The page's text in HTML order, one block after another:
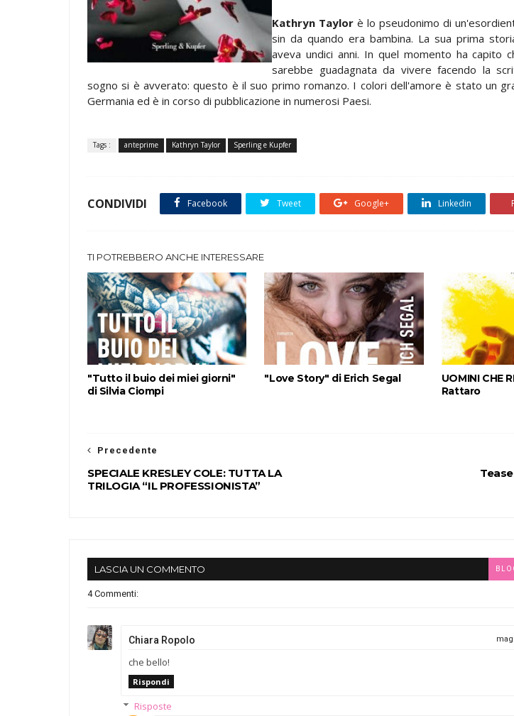
Kathryn Taylor è lo pseudonimo di
sin da quando era bambina. La sua prima
aveva undici anni. In quel momento ha capito
sarebbe guadagnata da vivere facendo la
sogno si è avverato: questo è il suo primo romanzo. I colori dell'amore è stato un
Germania ed è in corso di pubblicazione in numerosi Paesi.
Tags : anteprime Kathryn Taylor Sperling e Kupfer
CONDIVIDI Facebook Tweet Google+ Linkedin
TI POTREBBERO ANCHE INTERESSARE
"Tutto il buio dei miei giorni"
di Silvia Ciompi
"Love Story" di Erich Segal
UOMINI CHE
Rattaro
Precedente
SPECIALE KRESLEY COLE: TUTTA LA
TRILOGIA “IL PROFESSIONISTA”
LASCIA UN COMMENTO
4 Commenti:
Chiara Ropolo
che bello!
Rispondi
Risposte